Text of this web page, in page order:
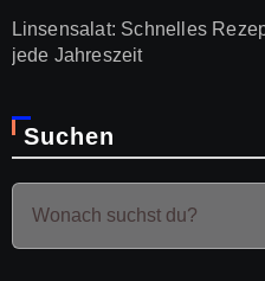
Linsensalat: Schnelles
jede Jahreszeit
Suchen